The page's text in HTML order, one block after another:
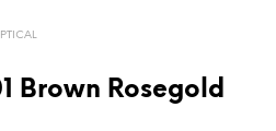
Brown Rosegold